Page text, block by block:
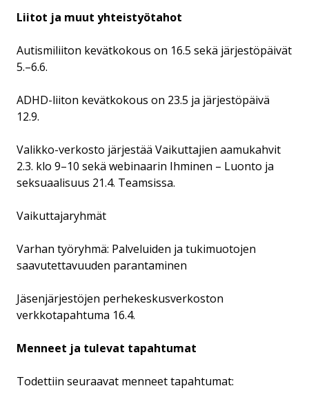
Liitot ja muut yhteistyötahot
Autismiliiton kevätkokous on 16.5 sekä järjestöpäivät
5.–6.6.
ADHD-liiton kevätkokous on 23.5 ja järjestöpäivä
12.9.
Valikko-verkosto järjestää Vaikuttajien aamukahvit
2.3. klo 9–10 sekä webinaarin Ihminen – Luonto ja
seksuaalisuus 21.4. Teamsissa.
Vaikuttajaryhmät
Varhan työryhmä: Palveluiden ja tukimuotojen
saavutettavuuden parantaminen
Jäsenjärjestöjen perhekeskusverkoston
verkkotapahtuma 16.4.
Menneet ja tulevat tapahtumat
Todettiin seuraavat menneet tapahtumat: